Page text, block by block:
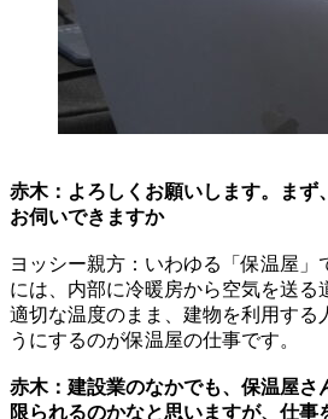
赤木：よろしくお願いします。まず
お伺いできますか
ヨッシー親方：いわゆる「保温屋」
には、内部に冷暖房から空気を送る
適切な温度のまま、建物を利用する
うにするのが保温屋の仕事です。
赤木：建設業のなかでも、保温屋さ
限られるのかなと思いますが、仕事